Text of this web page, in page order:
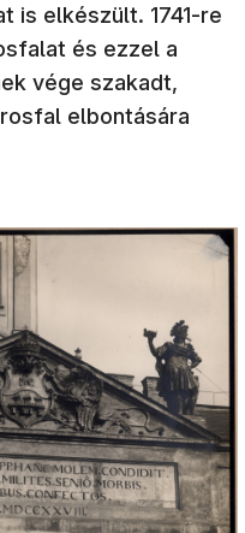
is elkészült. 1741-re
és ezzel a
vége szakadt,
elbontására